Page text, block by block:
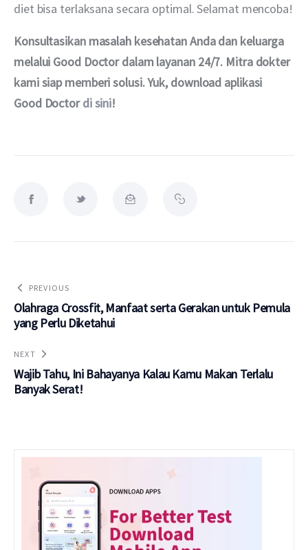
diet bisa terlaksana secara optimal. Selamat mencoba!
Konsultasikan masalah kesehatan Anda dan keluarga
melalui Good Doctor dalam layanan 24/7. Mitra dokter
kami siap memberi solusi. Yuk, download aplikasi
Good Doctor di sini!
PREVIOUS
Olahraga Crossfit, Manfaat serta Gerakan untuk Pemula
yang Perlu Diketahui
NEXT
Wajib Tahu, Ini Bahayanya Kalau Kamu Makan Terlalu
Banyak Serat!